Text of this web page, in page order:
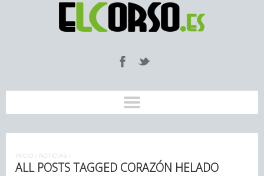
INICIO / NOTICIAS /
ALL POSTS TAGGED CORAZÓN HELADO